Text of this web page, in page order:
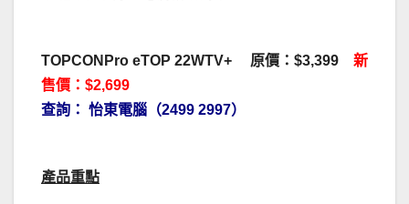
TOPCONPro eTOP 22WTV+ 原價：$3,399 新
售價：$2,699
查詢： 怡東電腦（2499 2997）
產品重點